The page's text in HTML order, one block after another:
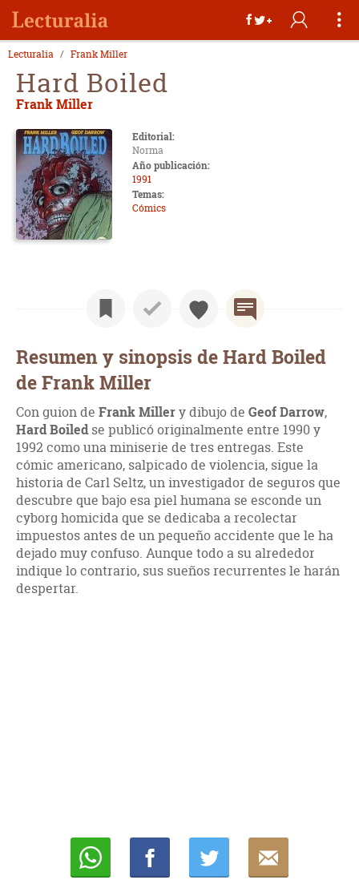
Lecturalia Frank Miller
Hard Boiled
Frank Miller
Editorial:
Norma
Año publicación:
1991
Temas:
Cómics
Resumen y sinopsis de Hard Boiled
de Frank Miller
Con guion de Frank Millery dibujo de Geof Darrow,
Hard Boiledse publicó originalmente entre 1990 y
1992 como una miniserie de tres entregas. Este
cómic americano, salpicado de violencia, sigue la
historia de Carl Seltz, un investigador de seguros que
descubre que bajo esa piel humana se esconde un
cyborg homicida que se dedicaba a recolectar
impuestos antes de un pequeño accidente que le ha
dejado muy confuso. Aunque todo a su alrededor
indique lo contrario, sus sueños recurrentes le harán
despertar.